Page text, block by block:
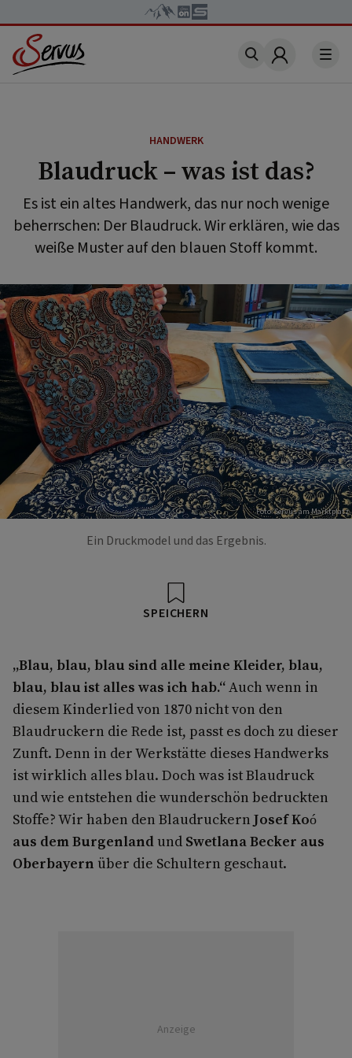
Account
HANDWERK
Blaudruck – was ist das?
Es ist ein altes Handwerk, das nur noch wenige
beherrschen: Der Blaudruck. Wir erklären, wie das
weiße Muster auf den blauen Stoff kommt.
Foto: Servus am Marktplatz
Ein Druckmodel und das Ergebnis.
SPEICHERN
„Blau, blau, blau sind alle meine Kleider, blau,
blau, blau ist alles was ich hab.“Auch wenn in
diesem Kinderlied von 1870 nicht von den
Blaudruckern die Rede ist, passt es doch zu dieser
Zunft. Denn in der Werkstätte dieses Handwerks
ist wirklich alles blau. Doch was ist Blaudruck
und wie entstehen die wunderschön bedruckten
Stoffe? Wir haben den Blaudruckern Josef Koó
aus dem Burgenland und Swetlana Becker aus
Oberbayern über die Schultern geschaut.
Anzeige